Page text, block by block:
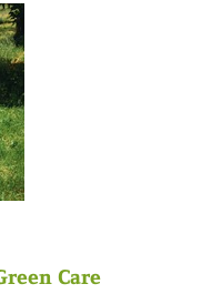
Care